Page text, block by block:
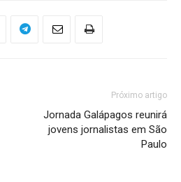
Próximo artigo
Jornada Galápagos reunirá
jovens jornalistas em São
Paulo